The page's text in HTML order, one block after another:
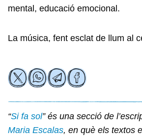
mental, educació emocional.
La música, fent esclat de llum al
“Si fa sol” és una secció de
Maria Escalas, en què els textos